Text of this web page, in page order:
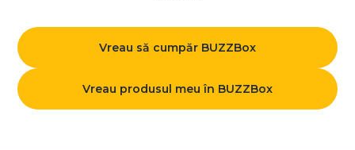
Vreau să cumpăr BUZZBox
Vreau produsul meu în BUZZBox